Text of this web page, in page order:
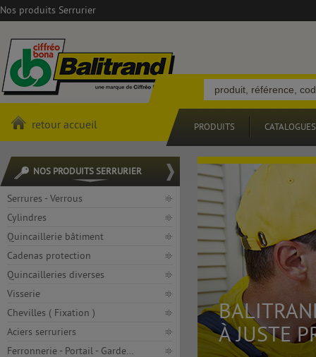
Nos produits Serrurier
retour accueil PRODUITS CATALOGUES
NOS PRODUITS SERRURIER
Serrures - Verrous
Cylindres
Quincaillerie bâtiment
Cadenas protection
Quincailleries diverses
Visserie
Chevilles ( Fixation )
Aciers serruriers
Ferronnerie - Portail - Garde…
À JUSTE